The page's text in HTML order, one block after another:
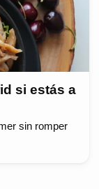
si estás a
sin romper